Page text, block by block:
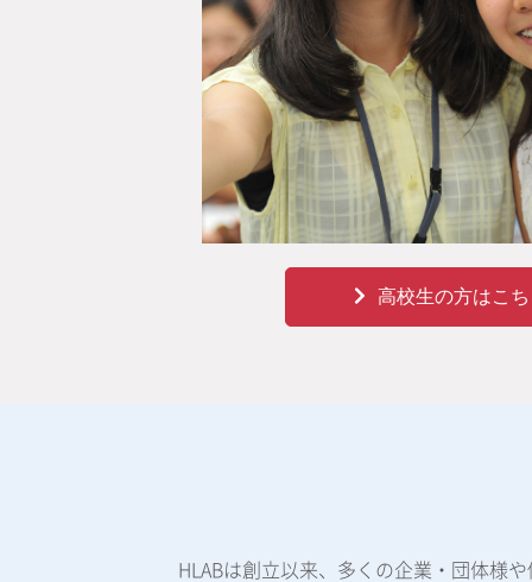
高校生の方はこ
HLABは創立以来、多くの企業・団体様